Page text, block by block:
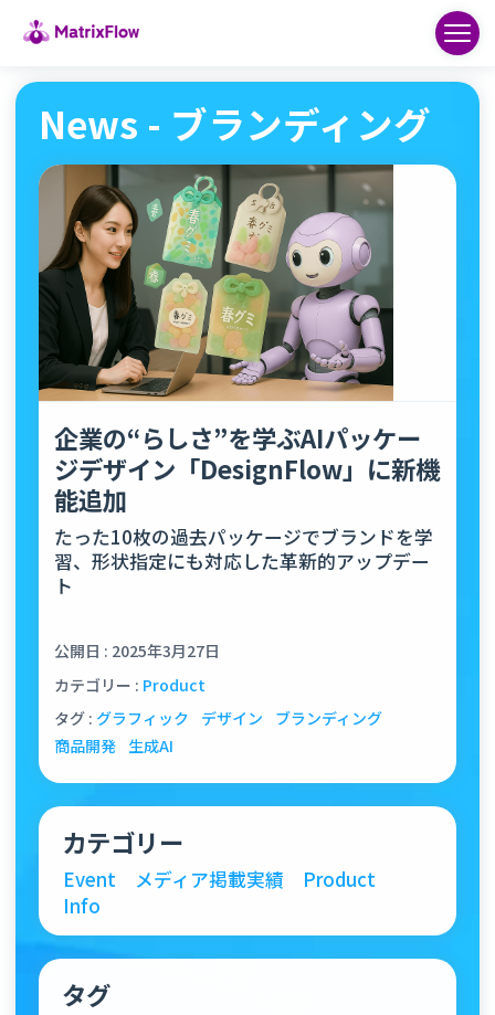
News - ブランディング
企業の“らしさ”を学ぶAIパッケー
ジデザイン「DesignFlow」に新機
能追加
たった10枚の過去パッケージでブランドを学
習、形状指定にも対応した革新的アップデー
ト
公開日 : 2025年3月27日
カテゴリー : Product
タグ : グラフィック デザイン
ブランディング
商品開発 生成AI
カテゴリー
Event メディア掲載実績
Product
Info
タグ